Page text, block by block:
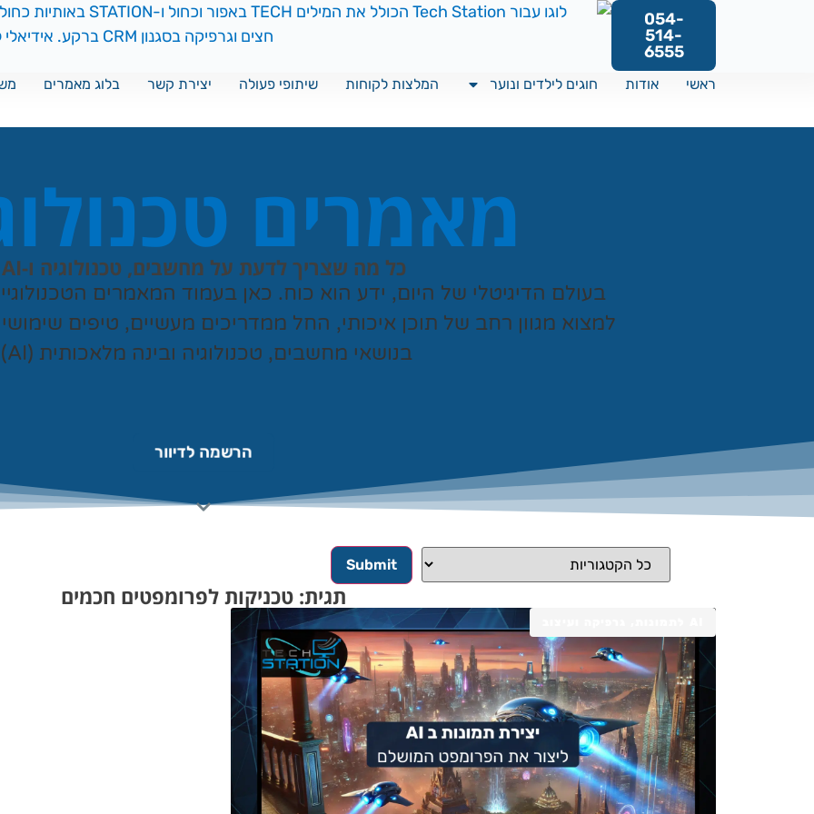
054-
514-
6555
ראשי אודות חוגים לילדים ונוער המלצות לקוחות שיתופי פעולה יצירת קשר בלוג מאמרים
מאמרים
כל מה שצריך לדעת על מחשבים, טכנולוגיה ו-AI
בעולם הדיגיטלי של היום, ידע הוא כוח. כאן בעמוד המאמרים
למצוא מגוון רחב של תוכן איכותי, החל ממדריכים מעשיים, טיפים
בנושאי מחשבים, טכנולוגיה ובינה מלאכותית (AI).
הרשמה לדיוור
תגית: טכניקות לפרומפטים חכמים